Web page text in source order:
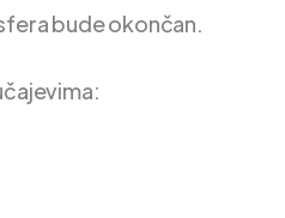
bude okončan.